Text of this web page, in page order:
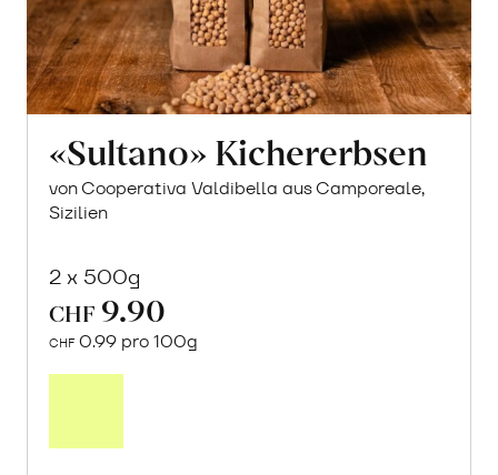
«Sultano» Kichererbsen
von Cooperativa Valdibella aus Camporeale,
Sizilien
2 x 500g
CHF 9.90
CHF 0.99 pro 100g